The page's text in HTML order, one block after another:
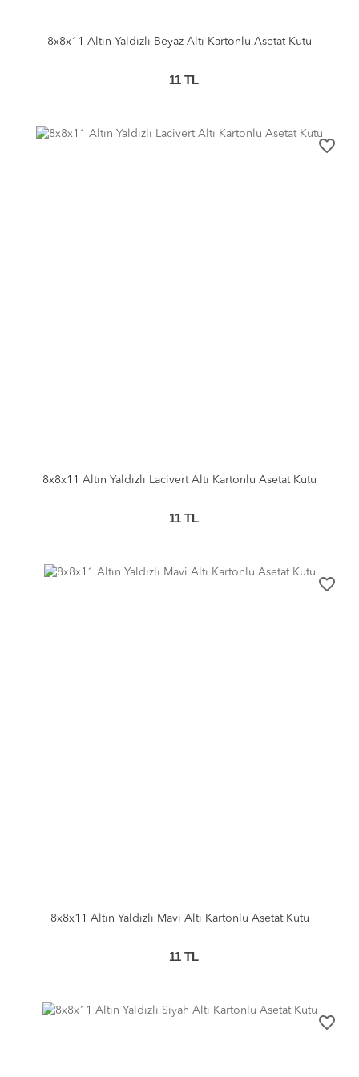
8x8x11 Altın Yaldızlı Beyaz Altı Kartonlu Asetat Kutu
11TL
favorite_border
8x8x11 Altın Yaldızlı Lacivert Altı Kartonlu Asetat Kutu
11TL
favorite_border
8x8x11 Altın Yaldızlı Mavi Altı Kartonlu Asetat Kutu
11TL
favorite_border